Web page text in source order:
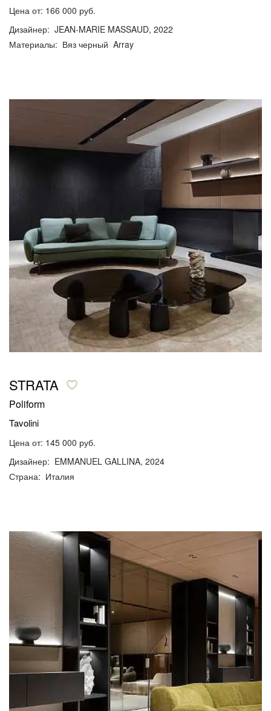
Цена от: 166 000 руб.
Дизайнер: JEAN-MARIE MASSAUD, 2022
Материалы: Вяз черный Array
STRATA
Poliform
Tavolini
Цена от: 145 000 руб.
Дизайнер: EMMANUEL GALLINA, 2024
Страна: Италия